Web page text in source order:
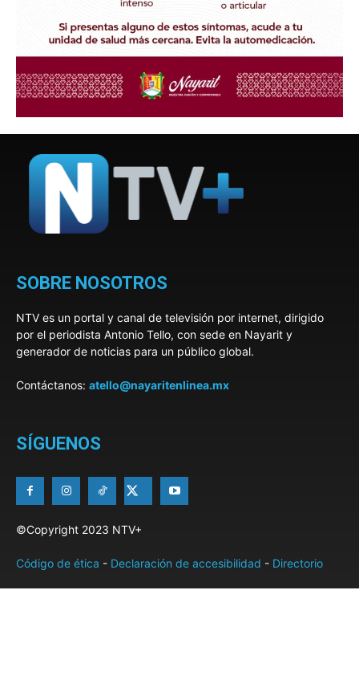
SOBRE NOSOTROS
NTV es un portal y canal de televisión por internet, dirigido
por el periodista Antonio Tello, con sede en Nayarit y
generador de noticias para un público global.
Contáctanos: atello@nayaritenlinea.mx
SÍGUENOS
©Copyright 2023 NTV+
Código de ética - Declaración de accesibilidad - Directorio